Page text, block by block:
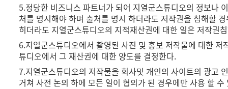
5.정당한 비즈니스 파트너가 되어 지열군스튜디오의 정보나
처를 명시해야 하며 출처를 명시 하더라도 저작권을 침해할
히더라도 지열군스튜디오의 지적재산권에 대한 일은 저작권
6.지열군스튜디오에서 촬영된 사진 및 홍보 저작물에 대한
튜디오에서 그 재산권에 대한 양도를 결정한다.
7.지열군스튜디오의 저작물을 회사및 개인의 사이트의 광고
거쳐 사전 논의 하에 모든 일이 협의가 된 경우에만 사용 할 수